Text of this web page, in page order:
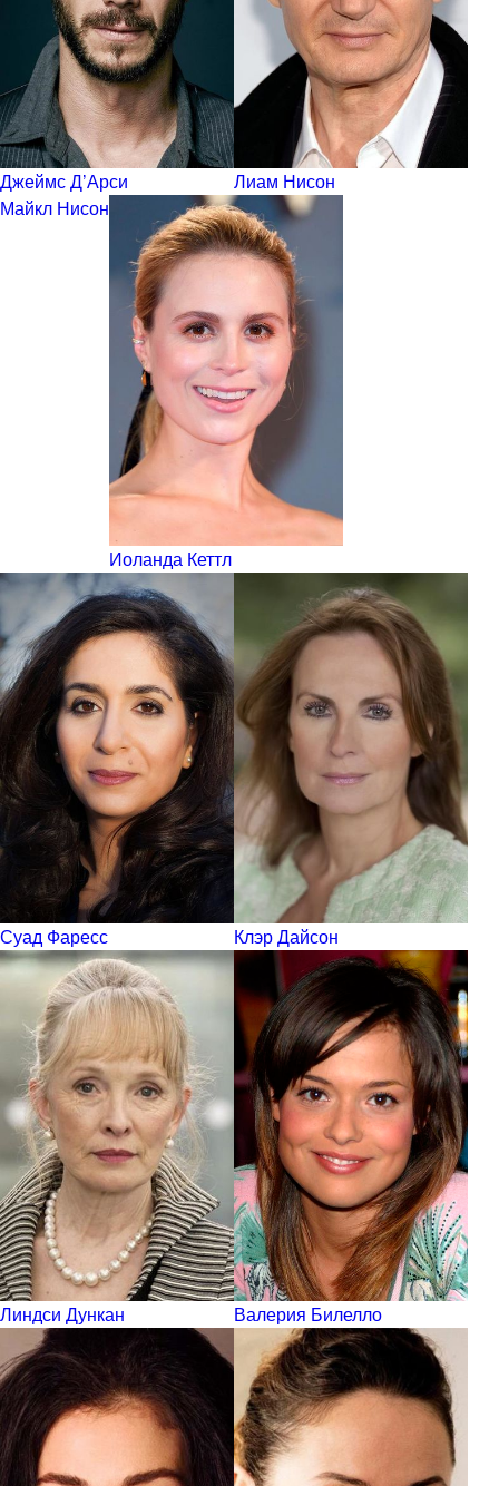
Джеймс Д’Арси
Лиам Нисон
Майкл Нисон
Иоланда Кеттл
Суад Фаресс Клэр Дайсон
Линдси Дункан Валерия Билелло